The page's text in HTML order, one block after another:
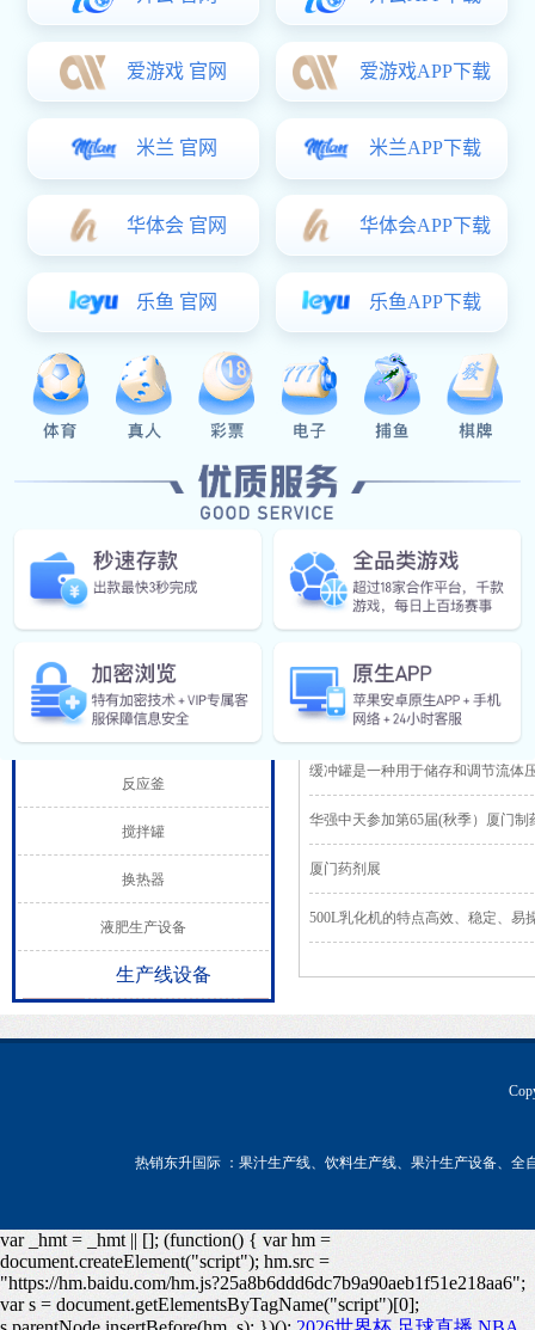
提取设备
浓缩设备
储罐设备
过滤干燥设备
阀门管件
食（乳）品工程
发酵罐
CIP清洗
乳化机
反应釜
搅拌罐
换热器
液肥生产设备
生产线设备
上一篇：
下一篇：
深入了解 CIP 清洗：原理、应用与
缓冲罐是一种用于储存和调节流体
华强中天参加第65届(秋季）厦门制
厦门药剂展
500L乳化机的特点高效、稳定、易
热销东升国际 ：果汁生产线、饮料生产线、果汁生产设备、
var _hmt = _hmt || []; (function() { var hm =
document.createElement("script"); hm.src =
"https://hm.baidu.com/hm.js?25a8b6ddd6dc7b9a90aeb1f51e218aa6";
var s = document.getElementsByTagName("script")[0];